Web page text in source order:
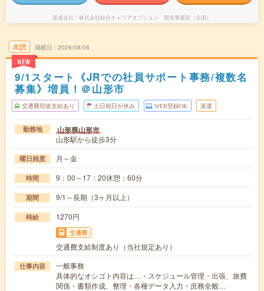
派遣会社 株式会社綜合キャリアオプション 製造事業部（全国）
未読
NEW
掲載日 2026/08/06
9/1スタート《JRでの社員サポート事務/複数名
募集》増員！＠山形市
交通費別途支給あり 土日祝日が休み WEB登録OK 派遣
勤務地 山形県山形市
山形駅から徒歩3分
曜日頻度 月～金
時間 9：00～17：20休憩：60分
期間 9/1～長期（3ヶ月以上）
時給 1270円
交通費
交通費支給制度あり（当社規定あり）
仕事内容
一般事務
具体的なオシゴト内容は…・スケジュール管理・出張、旅費
関係・書類作成、整理・各種データ入力・庶務全般…